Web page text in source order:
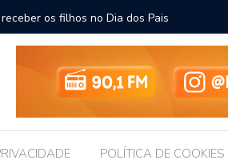
os filhos no Dia dos Pais
POLÍTICA DE COOKIES